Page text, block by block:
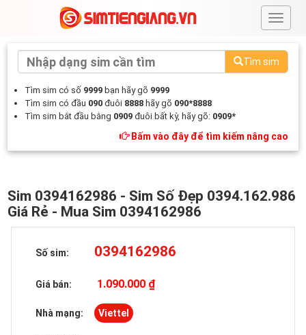
#
Tìm sim
Tìm sim có số 9999 bạn hãy gõ 9999
Tìm sim có đầu 090 đuôi 8888 hãy gõ 090*8888
Tìm sim bắt đầu bằng 0909 đuôi bất kỳ, hãy gõ: 0909*
Bấm vào đây để tìm kiếm nâng cao
Sim 0394162986 - Sim Số Đẹp 0394.162.986
Giá Rẻ - Mua Sim 0394162986
Số sim: 0394162986
Giá bán: 1.090.000 ₫
Nhà mạng: Viettel